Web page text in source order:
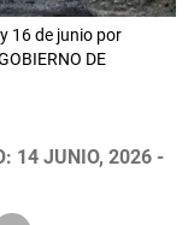
16 de junio por
DE
14 JUNIO, 2026 -